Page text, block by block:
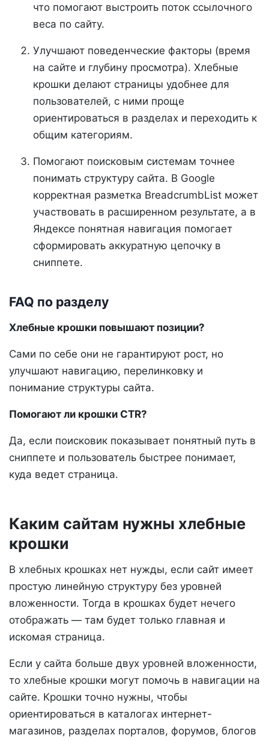
что помогают выстроить поток ссылочного
веса по сайту.
Улучшают поведенческие факторы (время
на сайте и глубину просмотра). Хлебные
крошки делают страницы удобнее для
пользователей, с ними проще
ориентироваться в разделах и переходить к
общим категориям.
Помогают поисковым системам точнее
понимать структуру сайта. В Google
корректная разметка BreadcrumbList может
участвовать в расширенном результате, а в
Яндексе понятная навигация помогает
сформировать аккуратную цепочку в
сниппете.
FAQ по разделу
Хлебные крошки повышают позиции?
Сами по себе они не гарантируют рост, но
улучшают навигацию, перелинковку и
понимание структуры сайта.
Помогают ли крошки CTR?
Да, если поисковик показывает понятный путь в
сниппете и пользователь быстрее понимает,
куда ведет страница.
Каким сайтам нужны хлебные
крошки
В хлебных крошках нет нужды, если сайт имеет
простую линейную структуру без уровней
вложенности. Тогда в крошках будет нечего
отображать — там будет только главная и
искомая страница.
Если у сайта больше двух уровней вложенности,
то хлебные крошки могут помочь в навигации на
сайте. Крошки точно нужны, чтобы
ориентироваться в каталогах интернет-
магазинов, разделах порталов, форумов, блогов